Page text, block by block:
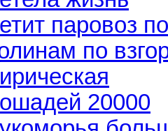
паровоз по
по
20000